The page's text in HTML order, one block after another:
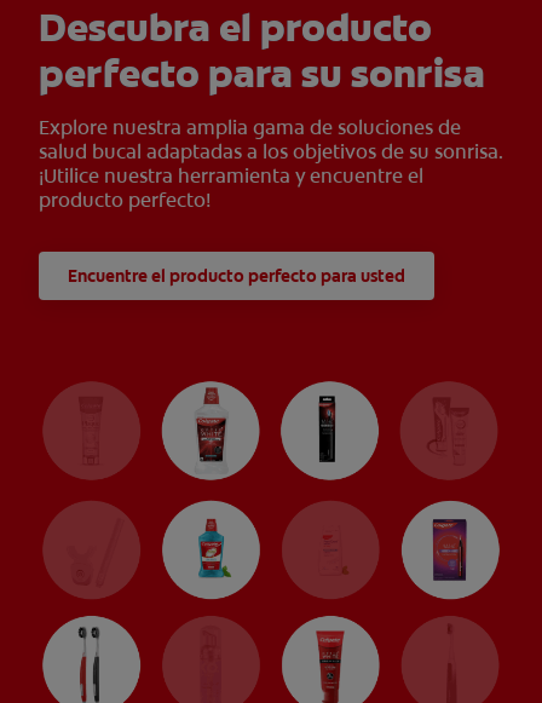
Descubra el producto
perfecto para su sonrisa
Explore nuestra amplia gama de soluciones de
salud bucal adaptadas a los objetivos de su sonrisa.
¡Utilice nuestra herramienta y encuentre el
producto perfecto!
Encuentre el producto perfecto para usted